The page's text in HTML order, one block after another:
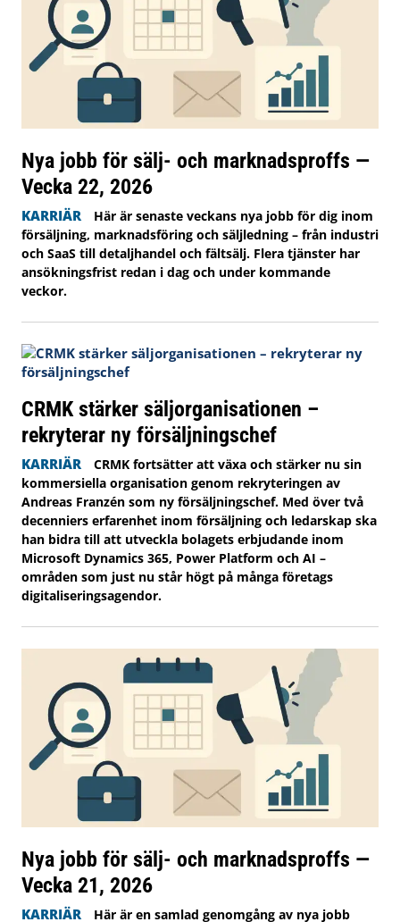
Nya jobb för sälj- och marknadsproffs —
Vecka 22, 2026
KARRIÄR
Här är senaste veckans nya jobb för dig inom
försäljning, marknadsföring och säljledning – från industri
och SaaS till detaljhandel och fältsälj. Flera tjänster har
ansökningsfrist redan i dag och under kommande
veckor.
CRMK stärker säljorganisationen –
rekryterar ny försäljningschef
KARRIÄR
CRMK fortsätter att växa och stärker nu sin
kommersiella organisation genom rekryteringen av
Andreas Franzén som ny försäljningschef. Med över två
decenniers erfarenhet inom försäljning och ledarskap ska
han bidra till att utveckla bolagets erbjudande inom
Microsoft Dynamics 365, Power Platform och AI –
områden som just nu står högt på många företags
digitaliseringsagendor.
Nya jobb för sälj- och marknadsproffs —
Vecka 21, 2026
KARRIÄR Här är en samlad genomgång av nya jobb